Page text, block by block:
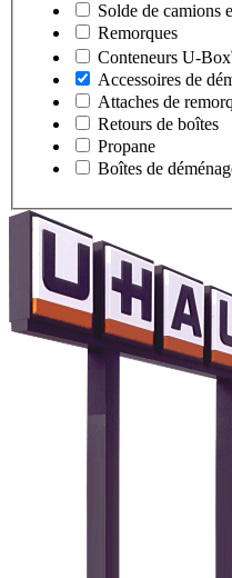
Solde de camions
Remorques
Conteneurs U-Box
Accessoires de
Attaches de
Retours de boîtes
Propane
Boîtes de